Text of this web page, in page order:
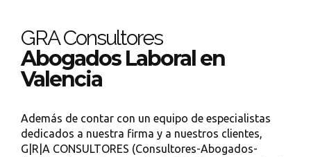
GRA Consultores
Abogados Laboral en
Valencia
Además de contar con un equipo de especialistas
dedicados a nuestra firma y a nuestros clientes,
G|R|A CONSULTORES (Consultores-Abogados-